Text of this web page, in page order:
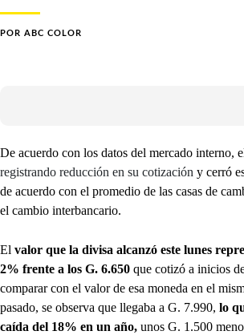
POR ABC COLOR
De acuerdo con los datos del mercado interno,
registrando reducción en su cotización y cerró
de acuerdo con el promedio de las casas de
el cambio interbancario.
El valor que la divisa alcanzó este lunes
2% frente a los G. 6.650 que cotizó a inicios
comparar con el valor de esa moneda en el
pasado, se observa que llegaba a G. 7.990, lo
caída del 18% en un año, unos G. 1.500